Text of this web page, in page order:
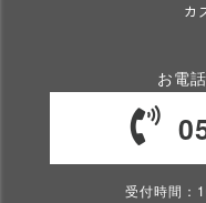
カ
お電
受付時間